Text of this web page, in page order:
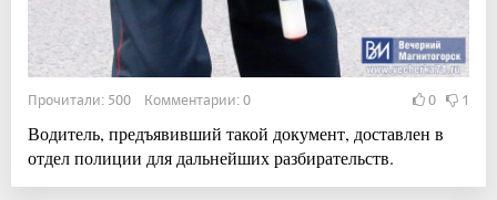
Прочитали: 500 Комментарии: 0 0 1
Водитель, предъявивший такой документ, доставлен в
отдел полиции для дальнейших разбирательств.